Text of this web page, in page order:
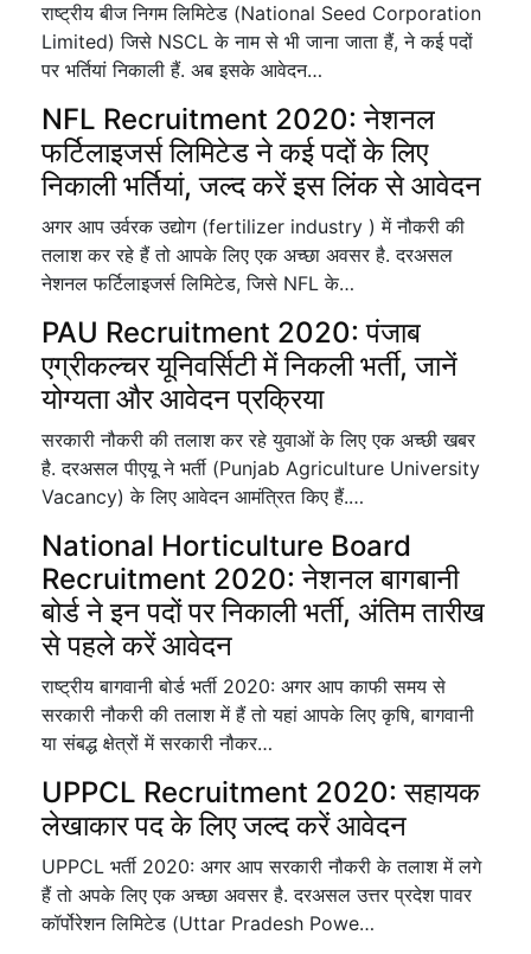
राष्ट्रीय बीज निगम लिमिटेड (National Seed Corporation
Limited) जिसे NSCL के नाम से भी जाना जाता हैं, ने कई पदों
पर भर्तियां निकाली हैं. अब इसके आवेदन…
NFL Recruitment 2020: नेशनल
फर्टिलाइजर्स लिमिटेड ने कई पदों के लिए
निकाली भर्तियां, जल्द करें इस लिंक से आवेदन
अगर आप उर्वरक उद्योग (fertilizer industry ) में नौकरी की
तलाश कर रहे हैं तो आपके लिए एक अच्छा अवसर है. दरअसल
नेशनल फर्टिलाइजर्स लिमिटेड, जिसे NFL के…
PAU Recruitment 2020: पंजाब
एग्रीकल्चर यूनिवर्सिटी में निकली भर्ती, जानें
योग्यता और आवेदन प्रक्रिया
सरकारी नौकरी की तलाश कर रहे युवाओं के लिए एक अच्छी खबर
है. दरअसल पीएयू ने भर्ती (Punjab Agriculture University
Vacancy) के लिए आवेदन आमंत्रित किए हैं.…
National Horticulture Board
Recruitment 2020: नेशनल बागबानी
बोर्ड ने इन पदों पर निकाली भर्ती, अंतिम तारीख
से पहले करें आवेदन
राष्ट्रीय बागवानी बोर्ड भर्ती 2020: अगर आप काफी समय से
सरकारी नौकरी की तलाश में हैं तो यहां आपके लिए कृषि, बागवानी
या संबद्ध क्षेत्रों में सरकारी नौकर…
UPPCL Recruitment 2020: सहायक
लेखाकार पद के लिए जल्द करें आवेदन
UPPCL भर्ती 2020: अगर आप सरकारी नौकरी के तलाश में लगे
हैं तो अपके लिए एक अच्छा अवसर है. दरअसल उत्तर प्रदेश पावर
कॉर्पोरेशन लिमिटेड (Uttar Pradesh Powe…